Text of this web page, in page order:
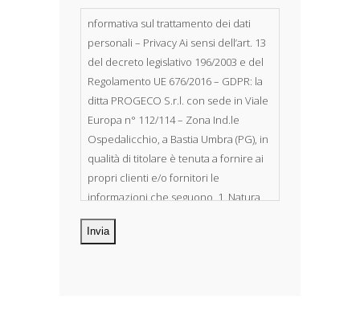
nformativa sul trattamento dei dati
personali – Privacy Ai sensi dell’art. 13
del decreto legislativo 196/2003 e del
Regolamento UE 676/2016 – GDPR: la
ditta PROGECO S.r.l. con sede in Viale
Europa n° 112/114 – Zona Ind.le
Ospedalicchio, a Bastia Umbra (PG), in
qualità di titolare è tenuta a fornire ai
propri clienti e/o fornitori le
informazioni che seguono. 1. Natura
dei dati personali Costituiscono
oggetto di trattamento i Suoi dati